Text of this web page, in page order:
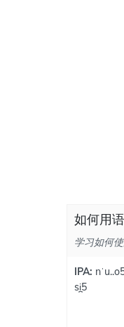
如何用
学习如何
IPA:
si̪5